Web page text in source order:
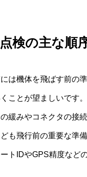
検の主な順
は機体を飛ばす前の
ことが望ましいです
緩みやコネクタの接
も飛行前の重要な準
トIDやGPS精度など